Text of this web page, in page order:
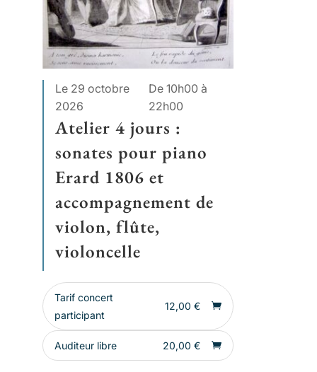
Le 29 octobre
2026
De 10h00 à
22h00
Atelier 4 jours :
sonates pour piano
Erard 1806 et
accompagnement de
violon, flûte,
violoncelle
Tarif concert
participant
12,00 €
Auditeur libre 20,00 €